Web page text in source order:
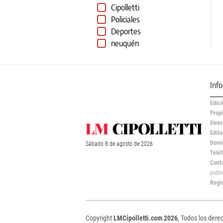
Cipolletti
Policiales
Deportes
neuquén
Sábado 8 de agosto de 2026
CopyrightLMCipolletti.com 2026, Todos los